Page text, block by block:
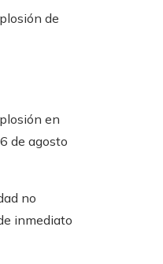
de
en
de agosto
no
inmediato